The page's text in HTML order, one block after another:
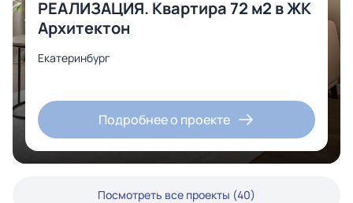
РЕАЛИЗАЦИЯ. Квартира 72 м2 в ЖК
Архитектон
Екатеринбург
Подробнее о проекте
Посмотреть все проекты (40)